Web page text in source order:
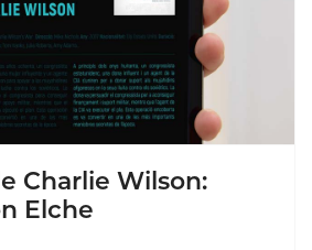
Charlie Wilson:
Elche